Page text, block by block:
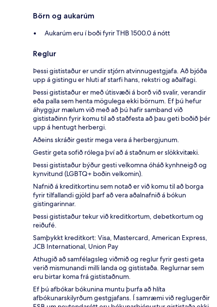
Börn og aukarúm
Aukarúm eru í boði fyrir THB 1500.0 á nótt
Reglur
Þessi gististaður er undir stjórn atvinnugestgjafa. Að bjóða
upp á gistingu er hluti af starfi hans, rekstri og aðalfagi.
Þessi gististaður er með útisvæði á borð við svalir, verandir
eða palla sem henta mögulega ekki börnum. Ef þú hefur
áhyggjur mælum við með að þú hafir samband við
gististaðinn fyrir komu til að staðfesta að þau geti boðið þér
upp á hentugt herbergi.
Aðeins skráðir gestir mega vera á herbergjunum.
Gestir geta sofið rólega því að á staðnum er slökkvitæki.
Þessi gististaður býður gesti velkomna óháð kynhneigð og
kynvitund (LGBTQ+ boðin velkomin).
Nafnið á kreditkortinu sem notað er við komu til að borga
fyrir tilfallandi gjöld þarf að vera aðalnafnið á bókun
gistingarinnar.
Þessi gististaður tekur við kreditkortum, debetkortum og
reiðufé.
Samþykkt kreditkort: Visa, Mastercard, American Express,
JCB International, Union Pay
Athugið að samfélagsleg viðmið og reglur fyrir gesti geta
verið mismunandi milli landa og gististaða. Reglurnar sem
eru birtar koma frá gististaðnum.
Ef þú afbókar bókunina muntu þurfa að hlíta
afbókunarskilyrðum gestgjafans. Í samræmi við reglugerðir